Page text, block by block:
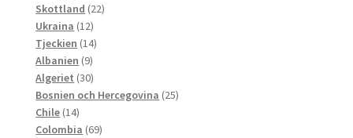
produkter
Skottland 2222
Ukraina 1212
produkter
Tjeckien 1414
Albanien 99
produkter
Algeriet 3030
produkter
Bosnien och Hercegovina 2525
Chile 1414
produkter
Colombia 6969